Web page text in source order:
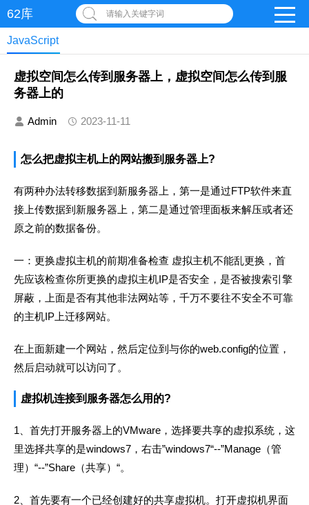
62库 请输入关键字词
JavaScript
虚拟空间怎么传到服务器上，虚拟空间怎么传到服
务器上的
Admin 2023-11-11
怎么把虚拟主机上的网站搬到服务器上?
有两种办法转移数据到新服务器上，第一是通过FTP软件来直
接上传数据到新服务器上，第二是通过管理面板来解压或者还
原之前的数据备份。
一：更换虚拟主机的前期准备检查 虚拟主机不能乱更换，首
先应该检查你所更换的虚拟主机IP是否安全，是否被搜索引擎
屏蔽，上面是否有其他非法网站等，千万不要往不安全不可靠
的主机IP上迁移网站。
在上面新建一个网站，然后定位到与你的web.config的位置，
然后启动就可以访问了。
虚拟机连接到服务器怎么用的?
1、首先打开服务器上的VMware，选择要共享的虚拟系统，这
里选择共享的是windows7，右击”windows7“--”Manage（管
理）“--”Share（共享）“。
2、首先要有一个已经创建好的共享虚拟机。打开虚拟机界面